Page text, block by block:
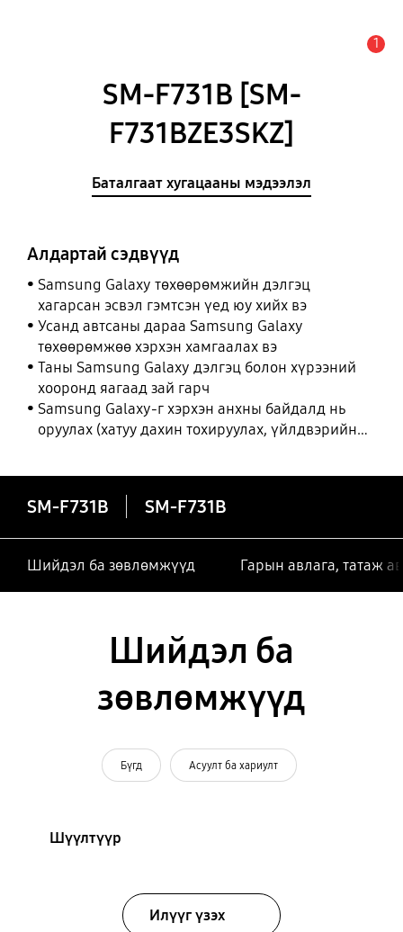
1
SM-F731B [SM-
F731BZE3SKZ]
Баталгаат хугацааны мэдээлэл
Алдартай сэдвүүд
Samsung Galaxy төхөөрөмжийн дэлгэц
хагарсан эсвэл гэмтсэн үед юу хийх вэ
Усанд автсаны дараа Samsung Galaxy
төхөөрөмжөө хэрхэн хамгаалах вэ
Таны Samsung Galaxy дэлгэц болон хүрээний
хооронд яагаад зай гарч
Samsung Galaxy-г хэрхэн анхны байдалд нь
оруулах (хатуу дахин тохируулах, үйлдвэрийн
SM-F731B SM-F731B
Шийдэл ба зөвлөмжүүд Гарын авлага, татаж
Шийдэл ба
зөвлөмжүүд
Бүгд Асуулт ба хариулт
Шүүлтүүр
Илүүг үзэх